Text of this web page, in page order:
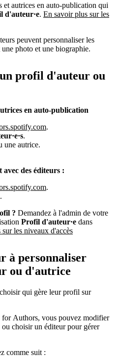
et autrices en auto-publication qui
d'auteur·e. En savoir plus sur les
peuvent personnaliser les
photo et une biographie.
profil d'auteur ou
en auto-publication
.
.
une autrice.
des éditeurs :
.
.
? Demandez à l'admin de votre
Profil d'auteur·e dans
les niveaux d'accès
à personnaliser
ou d'autrice
qui gère leur profil sur
Authors, vous pouvez modifier
choisir un éditeur pour gérer
comme suit :